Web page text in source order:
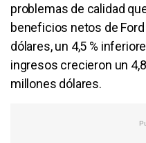
problemas de calidad
beneficios netos de
dólares, un 4,5 %
ingresos crecieron un
millones dólares.